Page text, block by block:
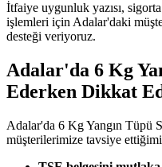
İtfaiye uygunluk yazısı,
işlemleri için Adalar'daki
desteği veriyoruz.
Adalar'da 6 Kg
Ederken Dikkat
Adalar'da 6 Kg Yangın Tüpü
müşterilerimize tavsiye